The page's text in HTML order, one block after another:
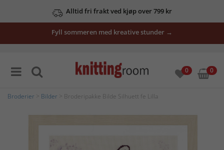
Alltid fri frakt ved kjøp over 799 kr
Fyll sommeren med kreative stunder →
0 0
Broderier Bilder > Broderipakke Bilde Silhuett fe Lilla